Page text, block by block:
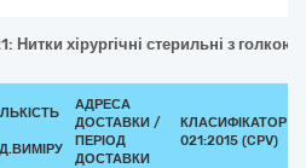
Нитки хірургічні стерильні з
АДРЕСА
ДОСТАВКИ /
ПЕРІОД
ДОСТАВКИ
КЛАСИФІКАТОР
021:2015 (CPV)